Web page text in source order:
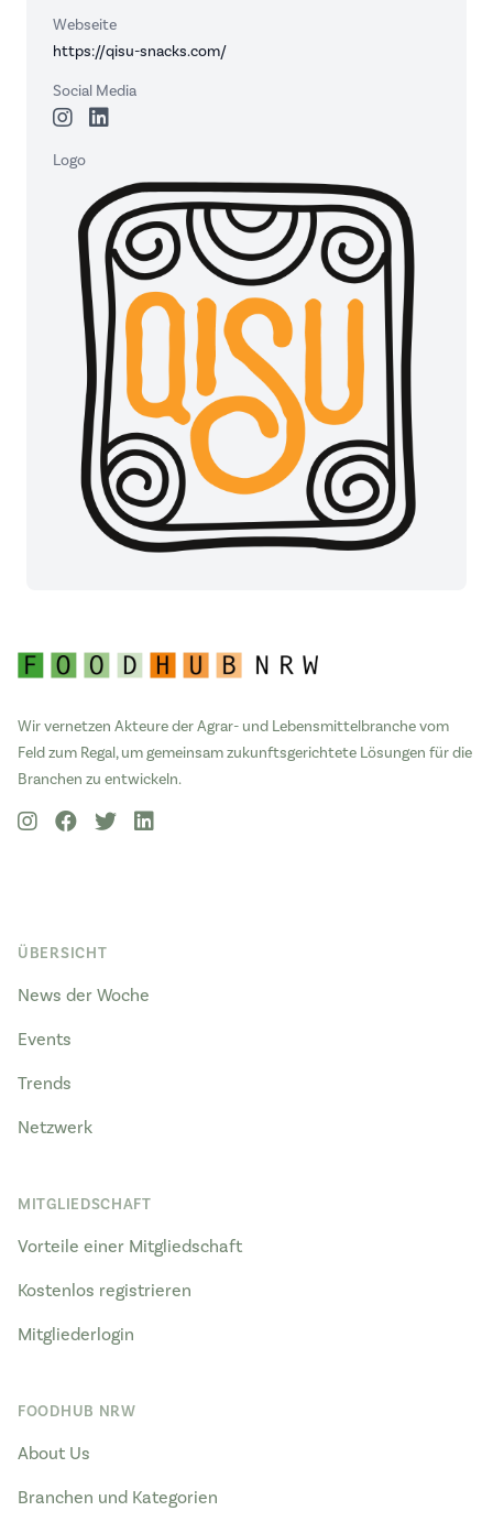
Webseite
https://qisu-snacks.com/
Social Media
Logo
Wir vernetzen Akteure der Agrar- und Lebensmittelbranche vom
Feld zum Regal, um gemeinsam zukunftsgerichtete Lösungen für die
Branchen zu entwickeln.
ÜBERSICHT
News der Woche
Events
Trends
Netzwerk
MITGLIEDSCHAFT
Vorteile einer Mitgliedschaft
Kostenlos registrieren
Mitgliederlogin
FOODHUB NRW
About Us
Branchen und Kategorien